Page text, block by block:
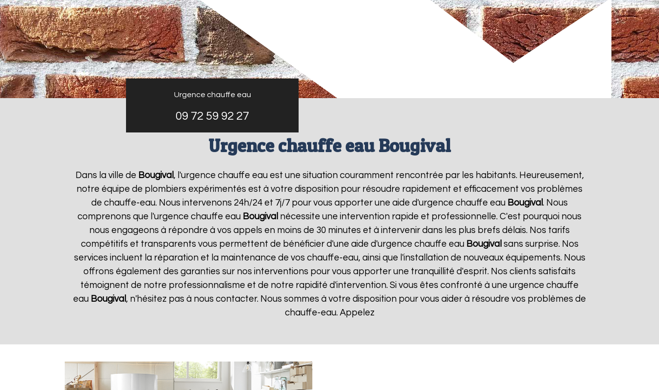
Urgence chauffe eau
09 72 59 92 27
Urgence chauffe eau Bougival
Dans la ville de Bougival , l'urgence chauffe eau est une situation couramment rencontrée par les habitants. Heureusement,
notre équipe de plombiers expérimentés est à votre disposition pour résoudre rapidement et efficacement vos problèmes
de chauffe-eau. Nous intervenons 24h/24 et 7j/7 pour vous apporter une aide d'urgence chauffe eau Bougival . Nous
comprenons que l'urgence chauffe eau Bougival nécessite une intervention rapide et professionnelle. C'est pourquoi nous
nous engageons à répondre à vos appels en moins de 30 minutes et à intervenir dans les plus brefs délais. Nos tarifs
compétitifs et transparents vous permettent de bénéficier d'une aide d'urgence chauffe eau Bougival sans surprise. Nos
services incluent la réparation et la maintenance de vos chauffe-eau, ainsi que l'installation de nouveaux équipements. Nous
offrons également des garanties sur nos interventions pour vous apporter une tranquillité d'esprit. Nos clients satisfaits
témoignent de notre professionnalisme et de notre rapidité d'intervention. Si vous êtes confronté à une urgence chauffe
eau Bougival , n'hésitez pas à nous contacter. Nous sommes à votre disposition pour vous aider à résoudre vos problèmes de
chauffe-eau. Appelez